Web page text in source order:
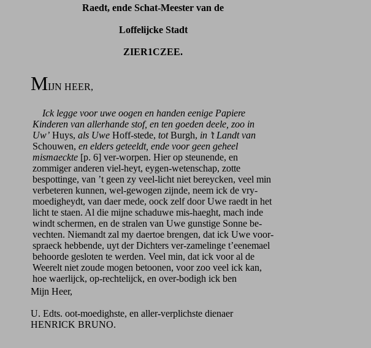
Raedt, ende Schat-Meester van de
Loffelijcke Stadt
ZIER1CZEE.
MIJN HEER,
Ick legge voor uwe oogen en handen eenige Papiere
Kinderen van allerhande stof, en ten goeden deele, zoo in
Uw’ Huys, als Uwe Hoff-stede, totBurgh, in ’t Landt van
Schouwen, en elders geteeldt, ende voor geen geheel
mismaeckte [p. 6] ver-worpen. Hier op steunende, en
zommiger anderen viel-heyt, eygen-wetenschap, zotte
bespottinge, van ’t geen zy veel-licht niet bereycken, veel min
verbeteren kunnen, wel-gewogen zijnde, neem ick de vry-
moedigheydt, van daer mede, oock zelf door Uwe raedt in het
licht te staen. Al die mijne schaduwe mis-haeght, mach inde
windt schermen, en de stralen van Uwe gunstige Sonne be-
vechten. Niemandt zal my daertoe brengen, dat ick Uwe voor-
spraeck hebbende, uyt der Dichters ver-zamelinge t’eenemael
behoorde gesloten te werden. Veel min, dat ick voor al de
Weerelt niet zoude mogen betoonen, voor zoo veel ick kan,
hoe waerlijck, op-rechtelijck, en over-bodigh ick ben
Mijn Heer,
U. Edts. oot-moedighste, en aller-verplichste dienaer
HENRICK BRUNO.